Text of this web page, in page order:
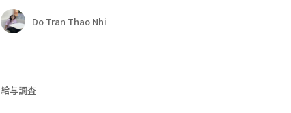
Do Tran Thao Nhi
給与調査